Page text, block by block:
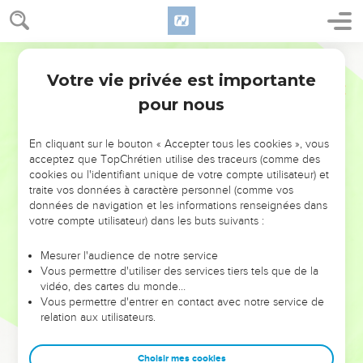
NE MANQUEZ PAS L’ÉVÉNEMENT
DE L’ANNÉE !
ET SI LEURS ERREURS POUVAIENT VOUS ÉVITER LES
VOTRES ?
leur foi ou leur vision. Mais on voit moins les doutes, les erreurs
et les saisons difficiles qu'ils ont traversés, alors même que ce
sont elles qui les ont façonnés.
Dans cette conférence, leaders, entrepreneurs, et responsables
clés pour avancer avec plus de sagesse afin que leurs erreurs
Votre vie privée est importante
pour nous
En cliquant sur le bouton « Accepter tous les cookies », vous
acceptez que TopChrétien utilise des traceurs (comme des
cookies ou l'identifiant unique de votre compte utilisateur) et
traite vos données à caractère personnel (comme vos
données de navigation et les informations renseignées dans
votre compte utilisateur) dans les buts suivants :
Mesurer l'audience de notre service
Vous permettre d'utiliser des services tiers tels que de la
vidéo, des cartes du monde…
Vous permettre d'entrer en contact avec notre service de
relation aux utilisateurs.
Choisir mes cookies